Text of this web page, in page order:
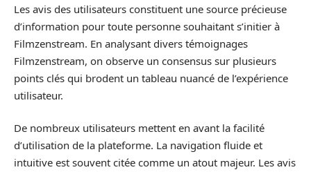
Les avis des utilisateurs constituent une source précieuse
d’information pour toute personne souhaitant s’initier à
Filmzenstream. En analysant divers témoignages
Filmzenstream, on observe un consensus sur plusieurs
points clés qui brodent un tableau nuancé de l’expérience
utilisateur.
De nombreux utilisateurs mettent en avant la facilité
d’utilisation de la plateforme. La navigation fluide et
intuitive est souvent citée comme un atout majeur. Les avis